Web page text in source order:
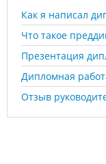
Как я написал
Что такое
Презентация
Дипломная
Отзыв